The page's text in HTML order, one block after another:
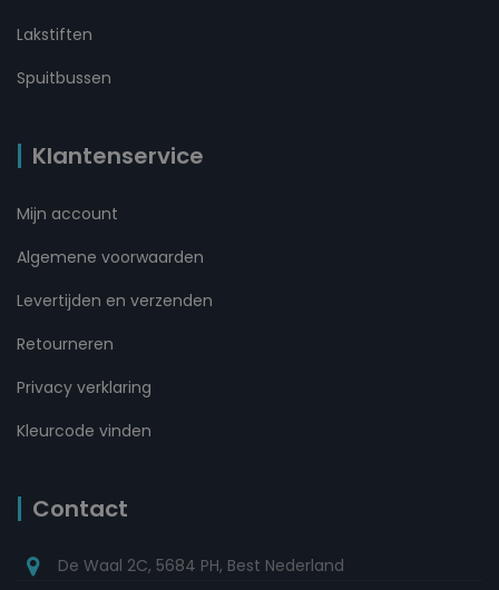
Lakstiften
Spuitbussen
Klantenservice
Mijn account
Algemene voorwaarden
Levertijden en verzenden
Retourneren
Privacy verklaring
Kleurcode vinden
Contact
De Waal 2C, 5684 PH, Best Nederland